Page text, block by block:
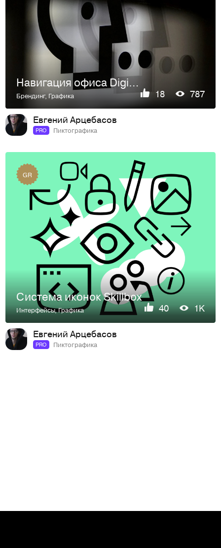
Навигация офиса Digital Native
Брендинг,Графика 18 787
Евгений Арцебасов
PRO Пиктографика
GR
Система иконок Skillbox
Интерфейсы,Графика 40 1K
Евгений Арцебасов
PRO Пиктографика